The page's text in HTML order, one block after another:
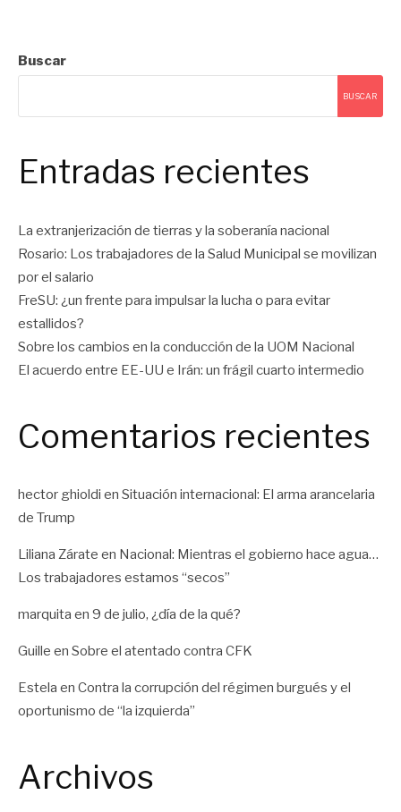
Buscar
BUSCAR
Entradas recientes
La extranjerización de tierras y la soberanía nacional
Rosario: Los trabajadores de la Salud Municipal se movilizan
por el salario
FreSU: ¿un frente para impulsar la lucha o para evitar
estallidos?
Sobre los cambios en la conducción de la UOM Nacional
El acuerdo entre EE-UU e Irán: un frágil cuarto intermedio
Comentarios recientes
hector ghioldi en Situación internacional: El arma arancelaria
de Trump
Liliana Zárate en Nacional: Mientras el gobierno hace agua…
Los trabajadores estamos “secos”
marquita en 9 de julio, ¿día de la qué?
Guille en Sobre el atentado contra CFK
Estela en Contra la corrupción del régimen burgués y el
oportunismo de “la izquierda”
Archivos